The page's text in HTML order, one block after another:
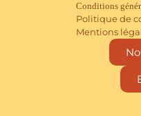
Conditions
Politique de
Mentions